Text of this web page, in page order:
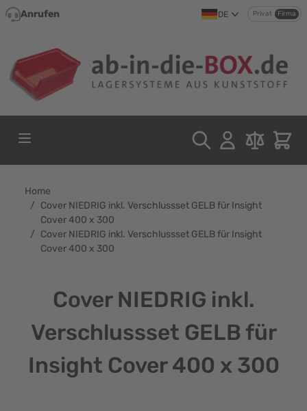
Direkt zum Inhalt
Anrufen DE Privat Firma
Home
/ Cover NIEDRIG inkl. Verschlussset GELB für Insight
Cover 400 x 300
/ Cover NIEDRIG inkl. Verschlussset GELB für Insight
Cover 400 x 300
Cover NIEDRIG inkl.
Verschlussset GELB für
Insight Cover 400 x 300